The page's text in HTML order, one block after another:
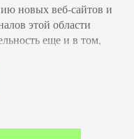
новых веб-сайтов и
этой области
еще и в том,
на стадии
начать все с
Он…